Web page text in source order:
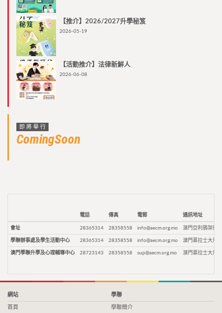
【推介】2026/2027升學秘笈
2026-05-19
【活動推介】法律新鮮人
2026-06-08
即將舉行
ComingSoon
電話 傳真 電郵 通訊地址
會址 28365314 28358558 info@aecm.org.mo 澳門亞利鴉架街9
學聯辦事處及學生活動中心 28365314 28358558 info@aecm.org.mo 澳門慕拉士大馬
澳門學聯升學及心理輔導中心 28723143 28358558 sup@aecm.org.mo 澳門慕拉士大馬
網站
首頁
學聯
學聯簡介